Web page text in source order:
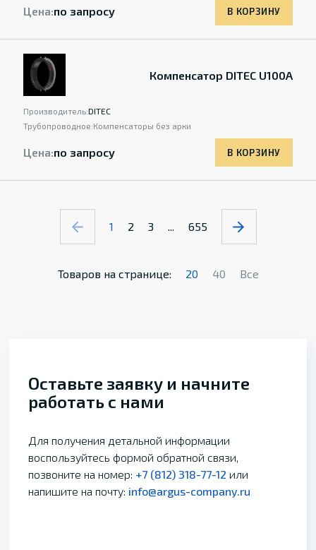
Цена:по запросу В КОРЗИНУ
Компенсатор DITEC U100A
Производитель:DITEC
Трубопроводное:Компенсаторы без арки
Цена:по запросу В КОРЗИНУ
1 2 3 ... 655
Товаров на странице: 20 40 Все
Оставьте заявку и начните
работать с нами
Для получения детальной информации
воспользуйтесь формой обратной связи,
позвоните на номер: +7 (812) 318-77-12 или
напишите на почту: info@argus-company.ru